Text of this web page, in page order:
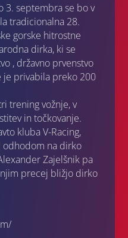
3. septembra se bo v
tradicionalna 28.
gorske hitrostne
dirka, ki se
, državno prvenstvo
je privabila preko 200
trening vožnje, v
in točkovanje.
kluba V-Racing,
na dirko
Zajelšnik pa
precej bližjo dirko